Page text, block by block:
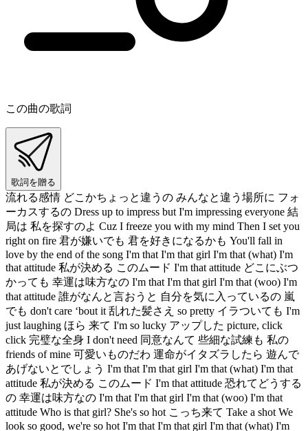
この曲の歌詞
歌詞を贈る
流れる感情 どこかちょっと違うの みんなと違う場所に フォ
ーカスするの Dress up to impress but I'm impressing everyone 結
局は 私を探すのよ Cuz I freeze you with my mind Then I set you
right on fire 君が嫌いでも 君を好きになるかも You'll fall in
love by the end of the song I'm that I'm that girl I'm that (what) I'm
that attitude 私が決める このムード I'm that attitude どこにぶつ
かっても 幸運は味方なの I'm that I'm that girl I'm that (woo) I'm
that attitude 誰がなんと言おうと 自分を気に入っているの 嵐
でも don't care ‘bout it 乱れた髪さえ so pretty イラついても I'm
just laughing ほら 来て I'm so lucky アップした picture, click
click 完璧な全身 I don't need 同意なんて 些細な試練も 私の
friends of mine 可愛いものだわ 運命がイタズラしたら 遊んで
あげないとでしょう I'm that I'm that girl I'm that (what) I'm that
attitude 私が決める このムード I'm that attitude 恐れてどうする
の 幸運は味方なの I'm that I'm that girl I'm that (woo) I'm that
attitude Who is that girl? She's so hot こっち来て Take a shot We
look so good, we're so hot I'm that I'm that girl I'm that (what) I'm